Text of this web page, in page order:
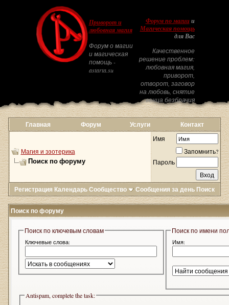
Приворот и
любовная магия
Форум о магии
и магическая
помощь -
astarta.su
Форум по магиии
Магическая помощь
для Вас
Качественное
решение проблем:
любовная магия,
приворот,
отворот, заговор
на любовь, снятие
венца безбрачия
Главная Форум Услуги Контакт
Магия и эзотерика
Поиск по форуму
Имя
Запомнить?
Пароль
Регистрация КалендарьСообщество Сообщения за день Поиск
Поиск по форуму
Поиск по ключевым словам
Ключевые слова:
Поиск по имени
Имя:
Antispam, complete the task: